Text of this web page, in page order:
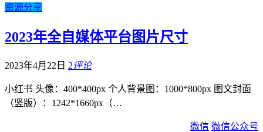
资源分享
2023年全自媒体平台图片尺寸
2023年4月22日 2评论
小红书 头像：400*400px 个人背景图：1000*800px 图文封面
（竖版）：1242*1660px（…
微信 微信公众号